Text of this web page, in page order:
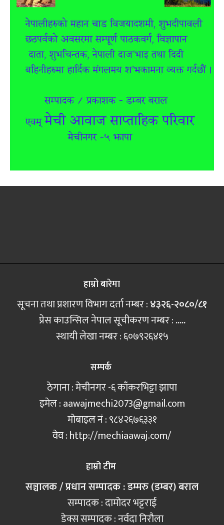
हाम्रो बारेमा
सूचना तथा प्रशारण विभाग दर्ता नम्बर :४३२६-२०८०/८१
प्रेस काउन्सिल नेपाल सूचीकरण नम्बर :.....
स्थायी लेखा नम्बर : ६०७९२६४१५
सम्पर्क
ठेगाना : मेचीनगर -६ काँकरभिट्टा झापा
इमेल :aawajmechi2073@gmail.com
मोबाइल नं‍ : ९८४२६७६३३१
वेव : http://mechiaawaj.com/
हाम्रो टीम
सञ्चालक / प्रधान सम्पादक : डम्मरु (डम्बर) बराल
सम्पादक : दामोदर भट्टराई
डेक्स सम्पादक : नर्वदा निरौला